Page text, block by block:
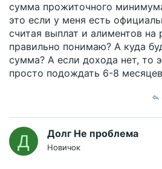
сумма прожиточного
это если у меня есть
считая выплат и алиментов на
правильно понимаю? А куда
сумма? А если дохода нет, то
просто подождать 6-8
Д Долг Не проблема
Новичок